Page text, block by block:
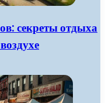
секреты отдыха